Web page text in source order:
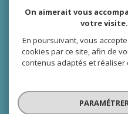
© 2026 | TOUS DROITS RÉSERVÉS
MENTIONS LÉGALES
POLITIQUE
On aimerait vous
votre visite.
En poursuivant, vous
cookies par ce site, afin de
contenus adaptés et réaliser
PARAMÉTRER